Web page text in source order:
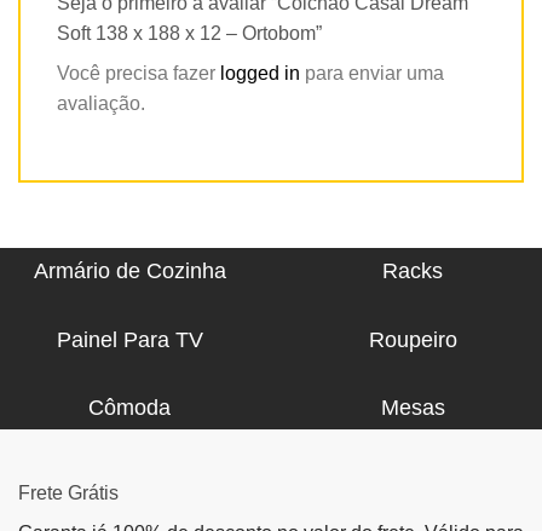
Soft 138 x 188 x 12 – Ortobom”
Você precisa fazer logged in para enviar uma
avaliação.
Armário de Cozinha Racks
Painel Para TV Roupeiro
Cômoda Mesas
Frete Grátis